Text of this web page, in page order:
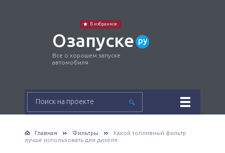
Озапуске ру
Все о хорошем запуске
автомобиля
В избранное
Главная Фильтры
Какой топливный фильтр
лучше использовать для дизеля